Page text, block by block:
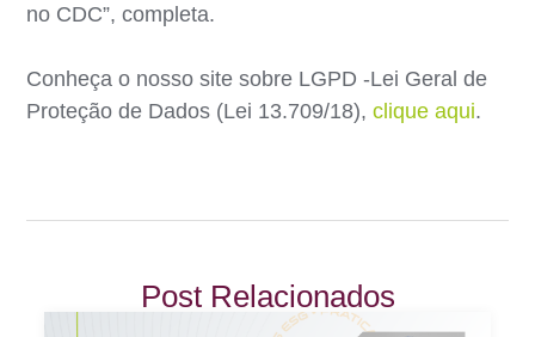
no CDC”, completa.
Conheça o nosso site sobre LGPD -Lei Geral de
Proteção de Dados (Lei 13.709/18),clique aqui.
Post Relacionados